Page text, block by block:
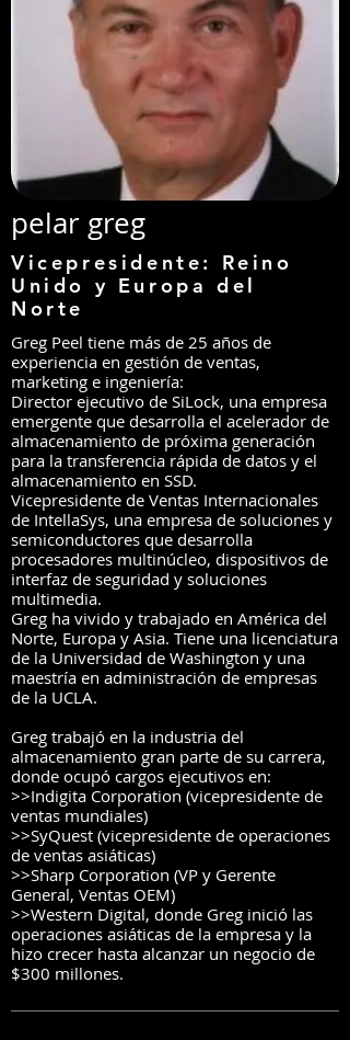
pelar greg
Vicepresidente: Reino
Unido y Europa del
Norte
Greg Peel tiene más de 25 años de
experiencia en gestión de ventas,
marketing e ingeniería:
Director ejecutivo de SiLock, una empresa
emergente que desarrolla el acelerador de
almacenamiento de próxima generación
para la transferencia rápida de datos y el
almacenamiento en SSD.
Vicepresidente de Ventas Internacionales
de IntellaSys, una empresa de soluciones y
semiconductores que desarrolla
procesadores multinúcleo, dispositivos de
interfaz de seguridad y soluciones
multimedia.
Greg ha vivido y trabajado en América del
Norte, Europa y Asia. Tiene una licenciatura
de la Universidad de Washington y una
maestría en administración de empresas
de la UCLA.
Greg trabajó en la industria del
almacenamiento gran parte de su carrera,
donde ocupó cargos ejecutivos en:
>>Indigita Corporation (vicepresidente de
ventas mundiales)
>>SyQuest (vicepresidente de operaciones
de ventas asiáticas)
>>Sharp Corporation (VP y Gerente
General, Ventas OEM)
>>Western Digital, donde Greg inició las
operaciones asiáticas de la empresa y la
hizo crecer hasta alcanzar un negocio de
$300 millones.